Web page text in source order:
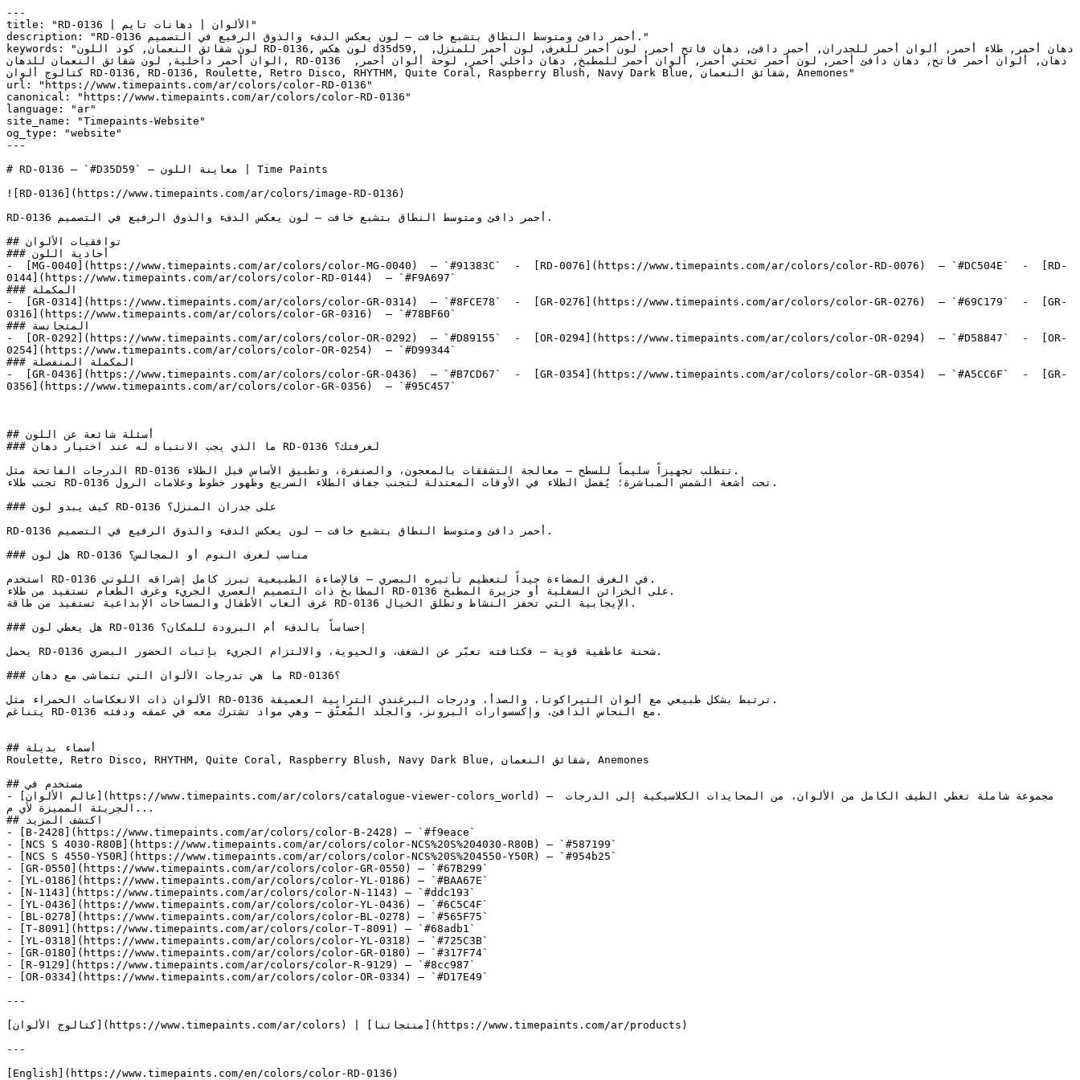
---
title: "RD-0136 | الألوان | دهانات تايم"
description: "RD-0136 أحمر دافئ ومتوسط النطاق بتشبع خافت — لون يعكس الدفء والذوق الرفيع في التصميم."
keywords: "لون شقائق النعمان, كود اللون RD-0136, لون هكس d35d59, دهان أحمر, طلاء أحمر, ألوان أحمر للجدران, أحمر دافئ, دهان فاتح أحمر, لون أحمر للغرف, لون أحمر للمنزل,
الوان أحمر داخلية, لون شقائق النعمان للدهان, RD-0136 دهان, ألوان أحمر فاتح, دهان دافئ أحمر, لون أحمر تحتي أحمر, ألوان أحمر للمطبخ, دهان داخلي أحمر, لوحة ألوان أحمر,
كتالوج ألوان RD-0136, RD-0136, Roulette, Retro Disco, RHYTHM, Quite Coral, Raspberry Blush, Navy Dark Blue, شقائق النعمان, Anemones"
url: "https://www.timepaints.com/ar/colors/color-RD-0136"
canonical: "https://www.timepaints.com/ar/colors/color-RD-0136"
language: "ar"
site_name: "Timepaints-Website"
og_type: "website"
---
# RD-0136 — `#D35D59` — معاينة اللون | Time Paints
![RD-0136](https://www.timepaints.com/ar/colors/image-RD-0136)
RD-0136 أحمر دافئ ومتوسط النطاق بتشبع خافت — لون يعكس الدفء والذوق الرفيع في التصميم.
## توافقيات الألوان
### أحادية اللون
-  [MG-0040](https://www.timepaints.com/ar/colors/color-MG-0040)  — `#91383C`  -  [RD-0076](https://www.timepaints.com/ar/colors/color-RD-0076)  — `#DC504E`  -  [RD-
0144](https://www.timepaints.com/ar/colors/color-RD-0144)  — `#F9A697`
### المكملة
-  [GR-0314](https://www.timepaints.com/ar/colors/color-GR-0314)  — `#8FCE78`  -  [GR-0276](https://www.timepaints.com/ar/colors/color-GR-0276)  — `#69C179`  -  [GR-
0316](https://www.timepaints.com/ar/colors/color-GR-0316)  — `#78BF60`
### المتجانسة
-  [OR-0292](https://www.timepaints.com/ar/colors/color-OR-0292)  — `#D89155`  -  [OR-0294](https://www.timepaints.com/ar/colors/color-OR-0294)  — `#D58847`  -  [OR-
0254](https://www.timepaints.com/ar/colors/color-OR-0254)  — `#D99344`
### المكملة المنفصلة
-  [GR-0436](https://www.timepaints.com/ar/colors/color-GR-0436)  — `#B7CD67`  -  [GR-0354](https://www.timepaints.com/ar/colors/color-GR-0354)  — `#A5CC6F`  -  [GR-
0356](https://www.timepaints.com/ar/colors/color-GR-0356)  — `#95C457`
## أسئلة شائعة عن اللون
### ما الذي يجب الانتباه له عند اختيار دهان RD-0136 لغرفتك؟
الدرجات الفاتحة مثل RD-0136 تتطلب تجهيزاً سليماً للسطح — معالجة التشققات بالمعجون، والصنفرة، وتطبيق الأساس قبل الطلاء.
تجنب طلاء RD-0136 تحت أشعة الشمس المباشرة؛ يُفضل الطلاء في الأوقات المعتدلة لتجنب جفاف الطلاء السريع وظهور خطوط وعلامات الرول.
### كيف يبدو لون RD-0136 على جدران المنزل؟
RD-0136 أحمر دافئ ومتوسط النطاق بتشبع خافت — لون يعكس الدفء والذوق الرفيع في التصميم.
### هل لون RD-0136 مناسب لغرف النوم أو المجالس؟
استخدم RD-0136 في الغرف المضاءة جيداً لتعظيم تأثيره البصري — فالإضاءة الطبيعية تبرز كامل إشراقه اللوني.
المطابخ ذات التصميم العصري الجريء وغرف الطعام تستفيد من طلاء RD-0136 على الخزائن السفلية أو جزيرة المطبخ.
غرف ألعاب الأطفال والمساحات الإبداعية تستفيد من طاقة RD-0136 الإيجابية التي تحفز النشاط وتطلق الخيال.
### هل يعطي لون RD-0136 إحساساً بالدفء أم البرودة للمكان؟
يحمل RD-0136 شحنة عاطفية قوية — فكثافته تعبّر عن الشغف، والحيوية، والالتزام الجريء بإثبات الحضور البصري.
### ما هي تدرجات الألوان التي تتماشى مع دهان RD-0136؟
الألوان ذات الانعكاسات الحمراء مثل RD-0136 ترتبط بشكل طبيعي مع ألوان التيراكوتا، والصدأ، ودرجات البرغندي الترابية العميقة.
يتناغم RD-0136 مع النحاس الدافئ، وإكسسوارات البرونز، والجلد المُعتَّق — وهي مواد تشترك معه في عمقه ودفئه.
## أسماء بديلة
Roulette, Retro Disco, RHYTHM, Quite Coral, Raspberry Blush, Navy Dark Blue, شقائق النعمان, Anemones
## مستخدم في
- [عالم الألوان](https://www.timepaints.com/ar/colors/catalogue-viewer-colors_world) — مجموعة شاملة تغطي الطيف الكامل من الألوان، من المحايدات الكلاسيكية إلى الدرجات
الجريئة المميزة لأي م...
## اكتشف المزيد
- [B-2428](https://www.timepaints.com/ar/colors/color-B-2428) — `#f9eace`
- [NCS S 4030-R80B](https://www.timepaints.com/ar/colors/color-NCS%20S%204030-R80B) — `#587199`
- [NCS S 4550-Y50R](https://www.timepaints.com/ar/colors/color-NCS%20S%204550-Y50R) — `#954b25`
- [GR-0550](https://www.timepaints.com/ar/colors/color-GR-0550) — `#67B299`
- [YL-0186](https://www.timepaints.com/ar/colors/color-YL-0186) — `#BAA67E`
- [N-1143](https://www.timepaints.com/ar/colors/color-N-1143) — `#ddc193`
- [YL-0436](https://www.timepaints.com/ar/colors/color-YL-0436) — `#6C5C4F`
- [BL-0278](https://www.timepaints.com/ar/colors/color-BL-0278) — `#565F75`
- [T-8091](https://www.timepaints.com/ar/colors/color-T-8091) — `#68adb1`
- [YL-0318](https://www.timepaints.com/ar/colors/color-YL-0318) — `#725C3B`
- [GR-0180](https://www.timepaints.com/ar/colors/color-GR-0180) — `#317F74`
- [R-9129](https://www.timepaints.com/ar/colors/color-R-9129) — `#8cc987`
- [OR-0334](https://www.timepaints.com/ar/colors/color-OR-0334) — `#D17E49`
---
---
[English](https://www.timepaints.com/en/colors/color-RD-0136)